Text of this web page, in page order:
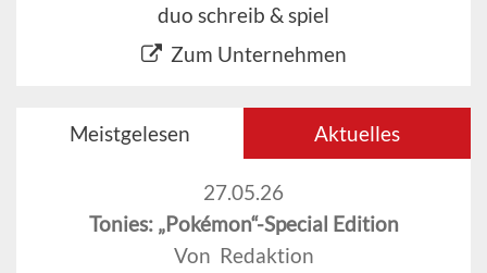
duo schreib & spiel
Zum Unternehmen
Meistgelesen Aktuelles
27.05.26
Tonies: „Pokémon“-Special Edition
Von Redaktion